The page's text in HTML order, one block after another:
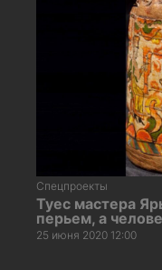
Спецпроекты
Туес мастера
перьем, а
25 июня 2020 12:00